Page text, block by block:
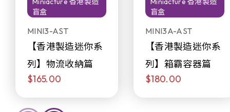
盲盒
MINI3-AST
【香港製造迷你系
列】物流收納篇
$165.00
盲盒
MINI3A-AST
【香港製造迷你系
列】箱霸容器篇
$180.00